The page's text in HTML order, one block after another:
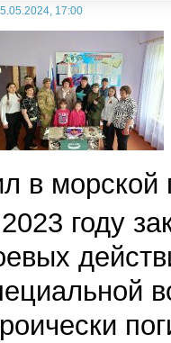
5.05.2024, 17:00
в морской
году